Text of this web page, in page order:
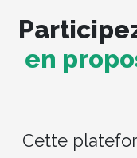
en
Cette